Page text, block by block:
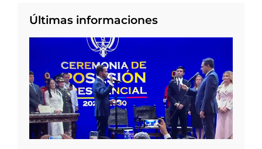
Últimas informaciones